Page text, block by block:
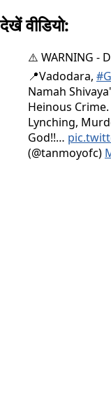
देखें वीडियो:
⚠️ WARNING -
📍Vadodara,
Namah
Heinous
Lynching,
God!!…
(@tanmoyofc)